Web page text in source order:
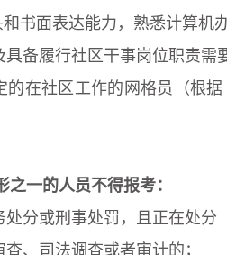
书面表达能力，熟悉计算机
具备履行社区干事岗位职责需
的在社区工作的网格员
（根
之一的人员不得报考：
处分或刑事处罚，且正在处分
、司法调查或者审计的；